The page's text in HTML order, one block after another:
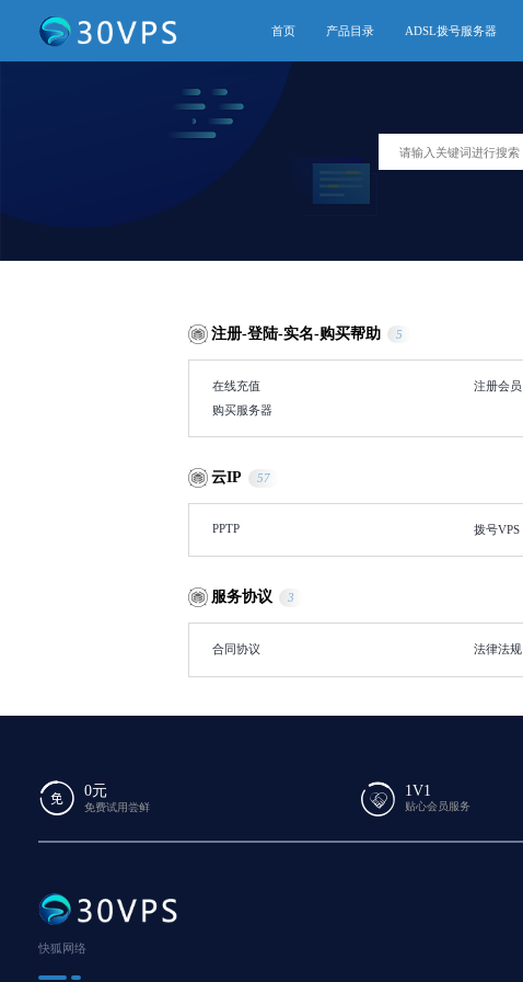
首页 产品目录 ADSL拨号服务器
注册-登陆-实名-购买帮助 5
在线充值 注册会员
购买服务器
云IP 57
PPTP 拨号VPS
服务协议 3
合同协议 法律法规
0元
免费试用尝鲜
1V1
贴心会员服务
快狐网络